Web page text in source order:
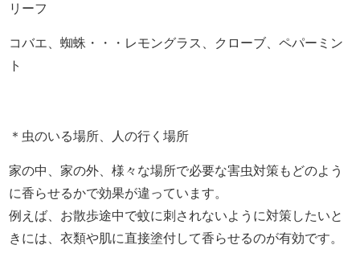
リーフ
コバエ、蜘蛛・・・レモングラス、クローブ、ペパーミン
ト
＊虫のいる場所、人の行く場所
家の中、家の外、様々な場所で必要な害虫対策もどのよう
に香らせるかで効果が違っています。
例えば、お散歩途中で蚊に刺されないように対策したいと
きには、衣類や肌に直接塗付して香らせるのが有効です。